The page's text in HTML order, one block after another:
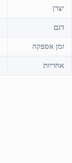
יצרן
דגם
זמן אספקה
אחריות